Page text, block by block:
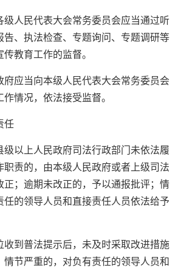
人民代表大会常务委员会应当通过听
告、执法检查、专题询问、专题调研等
教育工作的监督。
府应当向本级人民代表大会常务委员会
情况，依法接受监督。
任
以上人民政府司法行政部门未依法履
职责的，由本级人民政府或者上级司法
正；逾期未改正的，予以通报批评；情
任的领导人员和直接责任人员依法给予
收到普法提示后，未及时采取改进措施
情节严重的，对负有责任的领导人员和